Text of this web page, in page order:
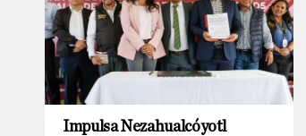
Impulsa Nezahualcóyotl